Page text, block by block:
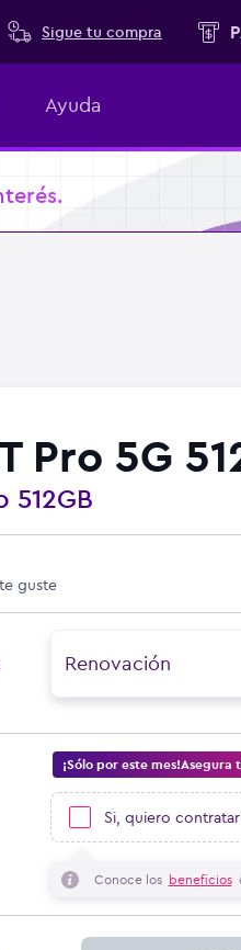
Sigue tu compra
Ayuda
Pro 5G
512GB
guste
Renovación
¡Sólo por este
Si, quiero
Conoce los beneficios